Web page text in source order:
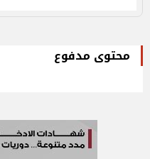
محتوى مدفوع